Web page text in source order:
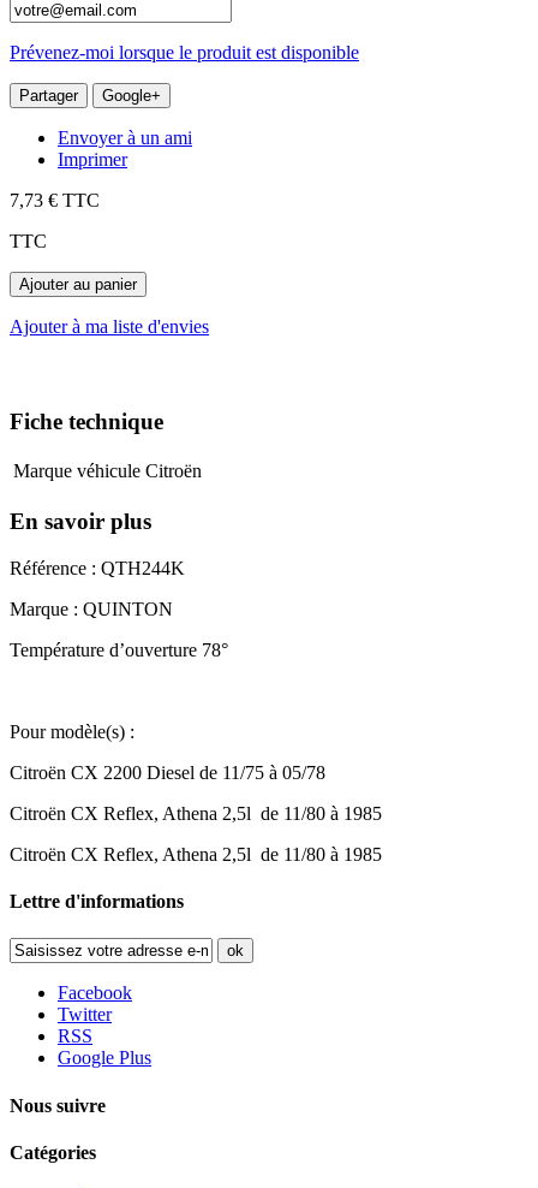
Prévenez-moi lorsque le produit est disponible
Partager Google+
Envoyer à un ami
Imprimer
7,73 € TTC
TTC
Ajouter au panier
Ajouter à ma liste d'envies
Fiche technique
Marque véhicule Citroën
En savoir plus
Référence : QTH244K
Marque : QUINTON
Température d’ouverture 78°
Pour modèle(s) :
Citroën CX 2200 Diesel de 11/75 à 05/78
Citroën CX Reflex, Athena 2,5l de 11/80 à 1985
Citroën CX Reflex, Athena 2,5l de 11/80 à 1985
Lettre d'informations
ok
Facebook
Twitter
RSS
Google Plus
Nous suivre
Catégories